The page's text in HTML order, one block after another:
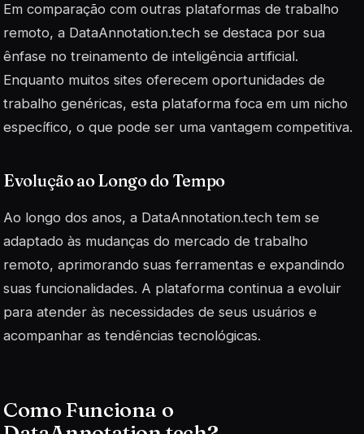
Em comparação com outras plataformas de trabalho
remoto, a DataAnnotation.tech se destaca por sua
ênfase no treinamento de inteligência artificial.
Enquanto muitos sites oferecem oportunidades de
trabalho genéricas, esta plataforma foca em um nicho
específico, o que pode ser uma vantagem competitiva.
Evolução ao Longo do Tempo
Ao longo dos anos, a DataAnnotation.tech tem se
adaptado às mudanças do mercado de trabalho
remoto, aprimorando suas ferramentas e expandindo
suas funcionalidades. A plataforma continua a evoluir
para atender às necessidades de seus usuários e
acompanhar as tendências tecnológicas.
Como Funciona o